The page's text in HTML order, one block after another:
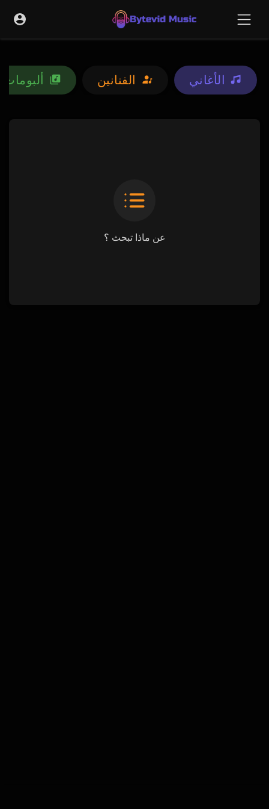
الأغاني الفنانين ألبومات
عن ماذا تبحث ؟